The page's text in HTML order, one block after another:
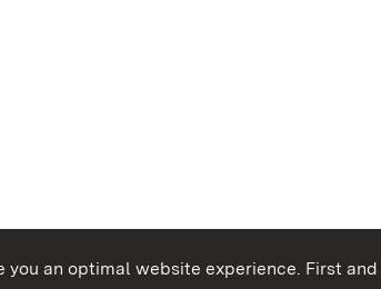
you an optimal website experience. First